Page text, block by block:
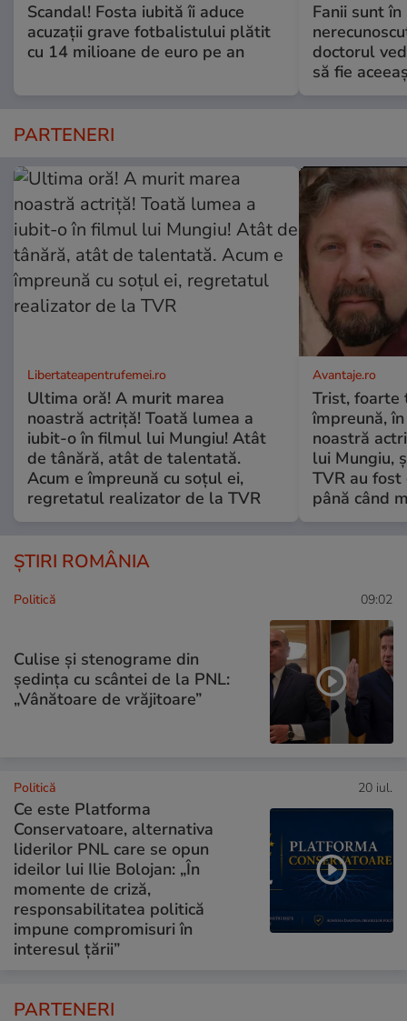
Scandal! Fosta iubită îi aduce
acuzații grave fotbalistului plătit
cu 14 milioane de euro pe an
Fanii sunt în
doctorul
să fie
PARTENERI
Libertateapentrufemei.ro
Ultima oră! A murit marea
noastră actriță! Toată lumea a
iubit-o în filmul lui Mungiu! Atât
de tânără, atât de talentată.
Acum e împreună cu soțul ei,
regretatul realizator de la TVR
Avantaje.ro
Trist, foarte
împreună,
noastră
lui Mungiu,
TVR au
până când
ȘTIRI ROMÂNIA
Politică 09:02
Culise și stenograme din
ședința cu scântei de la PNL:
„Vânătoare de vrăjitoare”
Politică 20 iul.
Ce este Platforma
Conservatoare, alternativa
liderilor PNL care se opun
ideilor lui Ilie Bolojan: „În
momente de criză,
responsabilitatea politică
impune compromisuri în
interesul țării”
PARTENERI